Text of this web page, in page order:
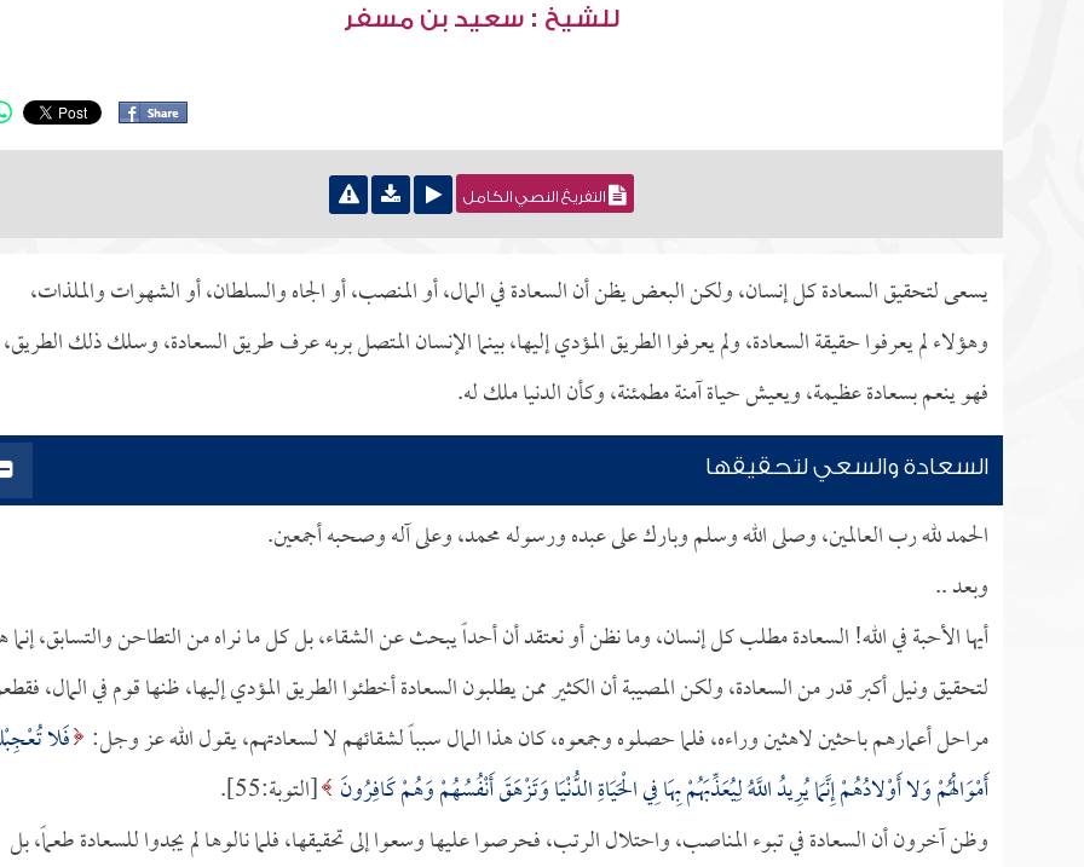
للشيخ : سعيد بن مسفر
التفريغ النصي الكامل
يسعى لتحقيق السعادة كل إنسان، ولكن البعض يظن أن السعادة في المال، أو المنصب، أو الجاه والسلطان، أو الشهوات والملذات،
وهؤلاء لم يعرفوا حقيقة السعادة، ولم يعرفوا الطريق المؤدي إليها، بينما الإنسان المتصل بربه عرف طريق السعادة، وسلك ذلك الطريق،
فهو ينعم بسعادة عظيمة، ويعيش حياة آمنة مطمئنة، وكأن الدنيا ملك له.
السعادة والسعي لتحقيقها
الحمد لله رب العالمين، وصلى الله وسلم وبارك على عبده ورسوله محمد، وعلى آله وصحبه أجمعين.
وبعد ..
أيها الأحبة في الله! السعادة مطلب كل إنسان، وما نظن أو نعتقد أن أحداً يبحث عن الشقاء، بل كل ما نراه من التطاحن والتسابق،
لتحقيق ونيل أكبر قدر من السعادة، ولكن المصيبة أن الكثير ممن يطلبون السعادة أخطئوا الطريق المؤدي إليها، ظنها قوم في المال،
مراحل أعمارهم باحثين لاهثين وراءه، فلما حصلوه وجمعوه، كان هذا المال سبباً لشقائهم لا لسعادتهم، يقول الله عز وجل: فَلا
أَمْوَالُهُمْ وَلا أَوْلادُهُمْ إِنَّمَا يُرِيدُ اللَّهُ لِيُعَذِّبَهُمْ بِهَا فِي الْحَيَاةِ الدُّنْيَا وَتَزْهَقَ أَنْفُسُهُمْ وَهُمْ كَافِرُونَ [التوبة:55].
وظن آخرون أن السعادة في تبوء المناصب، واحتلال الرتب، فحرصوا عليها وسعوا إلى تحقيقها، فلما نالوها لم يجدوا للسعادة طعماً، بل